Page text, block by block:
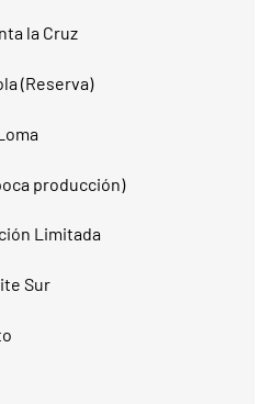
la Cruz
(Reserva)
producción)
Limitada
Sur